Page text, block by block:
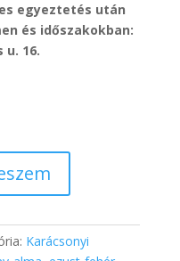
egyeztetés után
és időszakokban:
u. 16.
Karácsonyi